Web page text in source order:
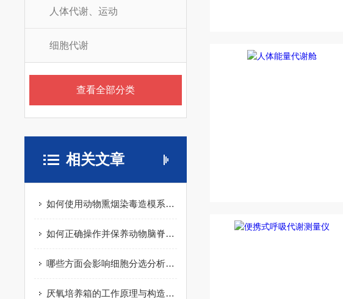
人体代谢、运动
细胞代谢
查看全部分类
相关文章
如何使用动物熏烟染毒造模系统进行疾病模型构建
如何正确操作并保养动物脑脊髓损伤仪？
哪些方面会影响细胞分选分析仪的结果
厌氧培养箱的工作原理与构造解析